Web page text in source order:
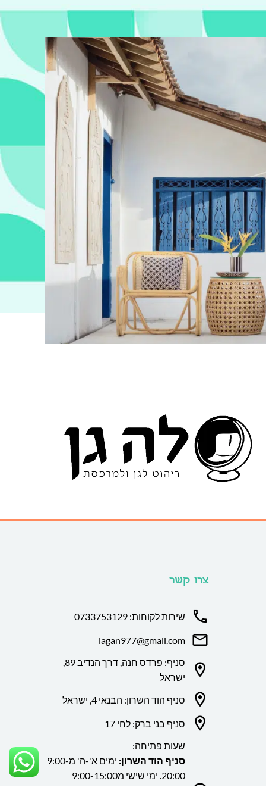
צרו קשר
שירות לקוחות: 0733753129
lagan977@gmail.com
סניף: פרדס חנה, דרך הנדיב 89,
ישראל
סניף הוד השרון: הבנאי 4, ישראל
סניף בני ברק: לחי 17
שעות פתיחה:
סניף הוד השרון:
ימים א'-ה' מ9:00-
20:00. ימי שישי מ9:00-15:00